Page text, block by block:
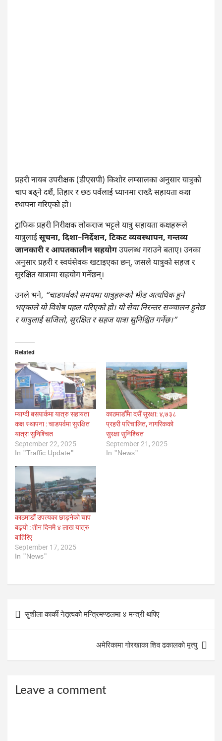
प्रहरी नायब उपरीक्षक (डीएसपी) किशोर लम्सालका अनुसार यात्रुको
चाप बढ्ने दशैं, तिहार र छठ पर्वलाई ध्यानमा राख्दै सहायता कक्ष
स्थापना गरिएको हो।
ट्राफिक प्रहरी निरीक्षक लोकराज भट्टले यात्रु सहायता कक्षहरूले
यात्रुलाईसूचना, दिशा–निर्देशन, टिकट व्यवस्थापन, गन्तव्य
जानकारी र आपतकालीन सहयोगउपलब्ध गराउने बताए। उनका
अनुसार प्रहरी र स्वयंसेवक खटाइएका छन्, जसले यात्रुको सहज र
सुरक्षित यात्रामा सहयोग गर्नेछन्।
उनले भने, “चाडपर्वको समयमा यात्रुहरूको भीड अत्यधिक हुने
भएकाले यो विशेष पहल गरिएको हो। यो सेवा निरन्तर सञ्चालन हुनेछ
र यात्रुलाई सजिलो, सुरक्षित र सहज यात्रा सुनिश्चित गर्नेछ।”
Related
म्याग्दी बसपार्कमा यात्रु सहायता
कक्ष स्थापना : चाडपर्वमा सुरक्षित
यात्रा सुनिश्चित
September 22, 2025
In "Traffic Update"
काठमाडौँमा दसैँ सुरक्षा: ४,७३८
प्रहरी परिचालित, नागरिकको
सुरक्षा सुनिश्चित
September 21, 2025
In "News"
काठमाडौं उपत्यका छाड्नेको चाप
बढ्यो : तीन दिनमै ४ लाख यात्रु
बाहिरिए
September 17, 2025
In "News"
navigation
सुशीला कार्की नेतृत्वको मन्त्रिमण्डलमा ४ मन्त्री थपिए
अमेरिकामा गोरखाका शिव ढकालको मृत्यु
Leave a comment